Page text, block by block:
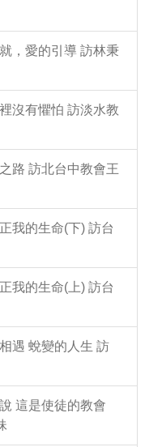
，愛的引導 訪林秉
沒有懼怕 訪淡水教
路 訪北台中教會王
我的生命(下) 訪台
我的生命(上) 訪台
遇 蛻變的人生 訪
這是使徒的教會